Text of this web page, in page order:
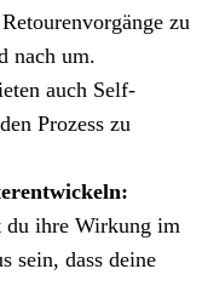
zu
nach um.
auch Self-
Prozess zu
du ihre Wirkung im
sein, dass deine